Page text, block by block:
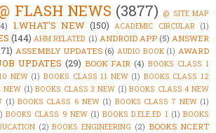
FLASH NEWS (3877) @ SITE MAP
1.WHAT'S NEW (150) ACADEMIC CIRCULAR (1)
(144) AHM RELATED (1) ANDROID APP (5) ANSWER
ASSEMBLY UPDATES (6) AUDIO BOOK (1) AWARD
UPDATES (29) BOOK FAIR (4) BOOKS CLASS 1
NEW (1) BOOKS CLASS 11 NEW (1) BOOKS CLASS 12
NEW (1) BOOKS CLASS 3 NEW (1) BOOKS CLASS 4 NEW
(1) BOOKS CLASS 6 NEW (1) BOOKS CLASS 7 NEW (1)
BOOKS CLASS 9 NEW (1) BOOKS D.ELE.ED 1 (1) BOOKS
(2) BOOKS ENGINEERING (2) BOOKS NCERT